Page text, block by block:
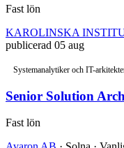
Fast lön
KAROLINSKA
publicerad 05 aug
Systemanalytiker och IT-
Senior Solution
Fast lön